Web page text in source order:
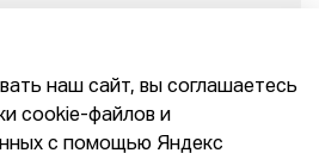
наш сайт, вы соглашаетесь
cookie-файлов и
с помощью Яндекс